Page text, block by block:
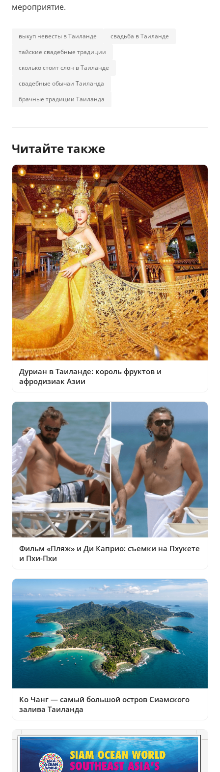
мероприятие.
выкуп невесты в Таиланде
свадьба в Таиланде
тайские свадебные традиции
сколько стоит слон в Таиланде
свадебные обычаи Таиланда
брачные традиции Таиланда
Читайте также
Дуриан в Таиланде: король фруктов и
афродизиак Азии
Фильм «Пляж» и Ди Каприо: съемки на Пхукете
и Пхи-Пхи
Ко Чанг — самый большой остров Сиамского
залива Таиланда